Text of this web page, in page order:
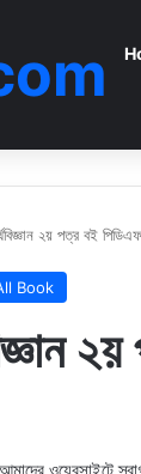
২য় পত্র বই
Book